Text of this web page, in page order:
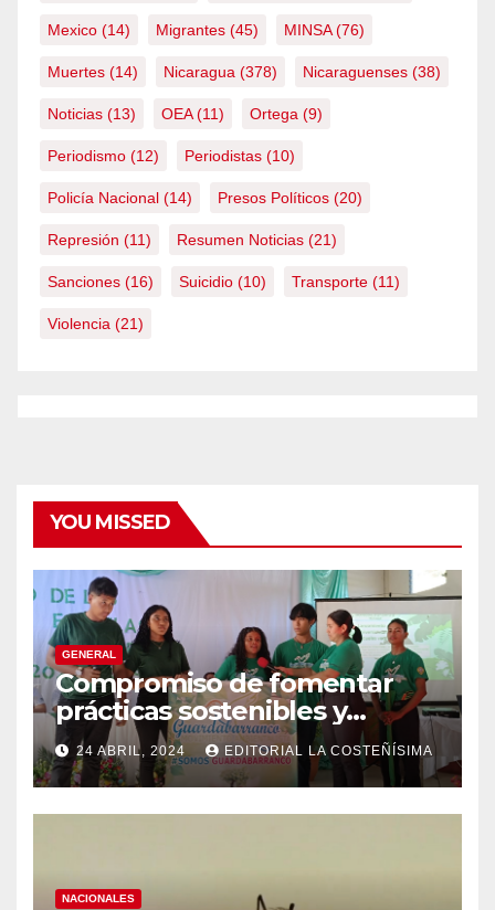
Mexico (14) Migrantes (45) MINSA(76)
Muertes (14) Nicaragua (378) Nicaraguenses (38)
Noticias (13) OEA(11) Ortega (9)
Periodismo (12) Periodistas (10)
Policía Nacional (14) Presos Políticos (20)
Represión (11) Resumen Noticias (21)
Sanciones (16) Suicidio (10) Transporte (11)
Violencia (21)
YOU MISSED
GENERAL
Compromiso de fomentar
prácticas sostenibles y
conciencia ecológica en las
instituciones educativas
24 ABRIL, 2024 EDITORIAL LA COSTEÑÍSIMA
NACIONALES